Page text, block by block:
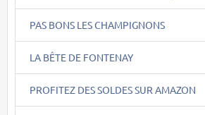
PAS BONS LES CHAMPIGNONS
LA BÊTE DE FONTENAY
PROFITEZ DES SOLDES SUR AMAZON